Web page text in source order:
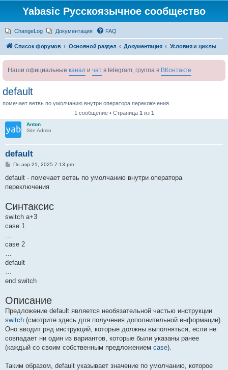
Yabasic Русскоязычное сообщество
ChangeLog Документация FAQ
Список форумов Основной раздел Документация Условия и циклы
Наши официальные канал и чат в telegram, группа в ВКонтакте
default
помечает ветвь по умолчанию внутри оператора переключения
1 сообщение • Страница 1 из 1
Anton
Site Admin
default
С
о
щ
и
Пн апр 21, 2025 7:13 pm
default - помечает ветвь по умолчанию внутри оператора
переключения
Синтаксис
switch a+3
case 1
case 2
default
end switch
Описание
Предложение default является необязательной частью инструкции
switch (смотрите здесь для получения дополнительной информации).
Оно вводит ряд инструкций, которые должны выполняться, если не
совпадает ни один из вариантов, которые были указаны ранее
(каждый со своим собственным предложением case).
Таким образом, default указывает значение по умолчанию, которое